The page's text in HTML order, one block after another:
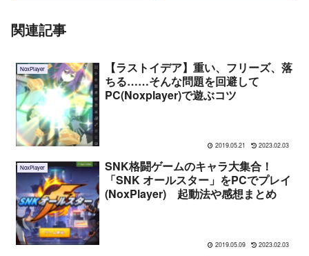
関連記事
NoxPlayer
【ラストイデア】重い、フリーズ、落
ちる……そんな問題を回避して
PC(Noxplayer)で遊ぶコツ
2019.05.21 2023.02.03
NoxPlayer
SNK格闘ゲームのキャラ大集合！
「SNK オールスター」をPCでプレイ
(NoxPlayer) 起動法や感想まとめ
2019.05.09 2023.02.03